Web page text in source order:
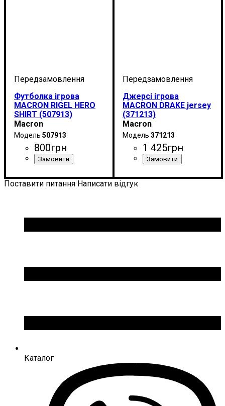
Футболка ігрова
MACRON RIGEL HERO
SHIRT (507913)
Macron
507913
800грн
Чоловічий
Джерсі ігрова
MACRON DRAKE jersey
(371213)
Macron
371213
1 425грн
Поставити питання Написати відгук
Каталог